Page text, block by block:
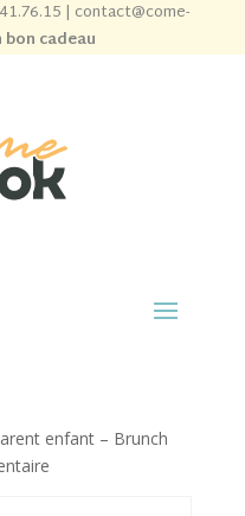
| contact@come-
bon cadeau
enfant – Brunch